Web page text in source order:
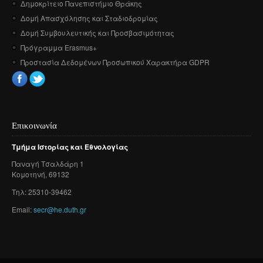
Δημοκρίτειο Πανεπιστήμιο Θράκης
Δομή Απασχόλησης και Σταδιοδρομίας
Δομή Συμβουλευτικής και Προσβασιμότητας
Πρόγραμμα Erasmus+
Προστασία Δεδομένων Προσωπικού Χαρακτήρα GDPR
Επικοινωνία
ΤμήμαΙστορίαςκαι Εθνολογίας
Παναγή Τσαλδάρη 1
Κομοτηνή, 69132
Τηλ: 25310-39462
Email:secr@he.duth.gr